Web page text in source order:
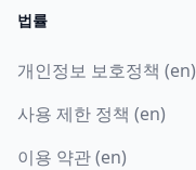
법률
개인정보 보호정책 (en)
사용 제한 정책 (en)
이용 약관 (en)